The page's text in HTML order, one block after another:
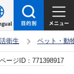
衛生 ペット・動
ページID： 771398917